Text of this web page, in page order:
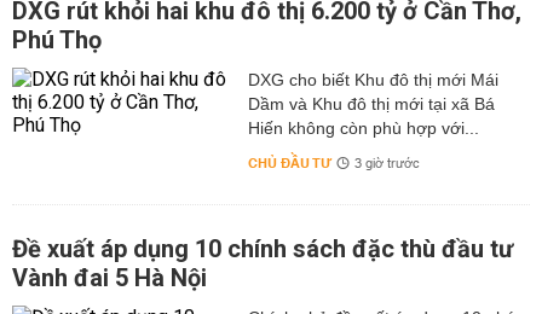
DXG rút khỏi hai khu đô thị 6.200 tỷ ở Cần Thơ,
Phú Thọ
DXG cho biết Khu đô thị mới Mái
Dầm và Khu đô thị mới tại xã Bá
Hiến không còn phù hợp với...
CHỦ ĐẦU TƯ 3 giờ trước
Đề xuất áp dụng 10 chính sách đặc thù đầu tư
Vành đai 5 Hà Nội